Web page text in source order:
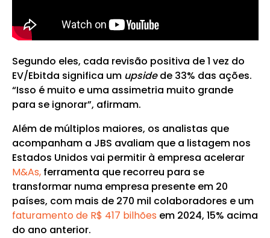
Segundo eles, cada revisão positiva de 1 vez do
EV/Ebitda significa um upsidede 33% das ações.
“Isso é muito e uma assimetria muito grande
para se ignorar”, afirmam.
Além de múltiplos maiores, os analistas que
acompanham a JBS avaliam que a listagem nos
Estados Unidos vai permitir à empresa acelerar
M&As,ferramenta que recorreu para se
transformar numa empresa presente em 20
países, com mais de 270 mil colaboradores e um
faturamento de R$ 417 bilhões em 2024, 15% acima
do ano anterior.